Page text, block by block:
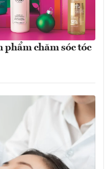
phẩm chăm sóc tóc